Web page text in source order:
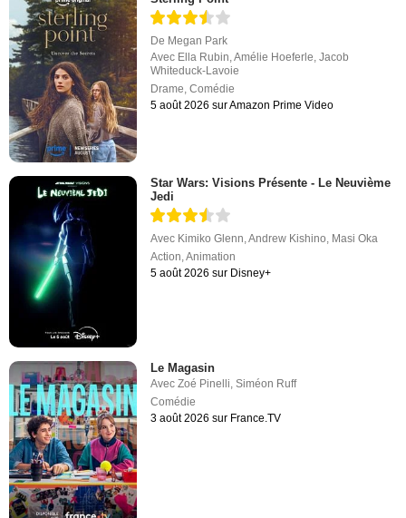
De Megan Park
Avec Ella Rubin,Amélie Hoeferle,Jacob
Whiteduck-Lavoie
Drame,Comédie
5 août 2026 sur Amazon Prime Video
Star Wars: Visions Présente - Le Neuvième
Jedi
Avec Kimiko Glenn,Andrew Kishino, Masi Oka
Action,Animation
5 août 2026 sur Disney+
Le Magasin
AvecZoé Pinelli ,Siméon Ruff
Comédie
3 août 2026 sur France.TV